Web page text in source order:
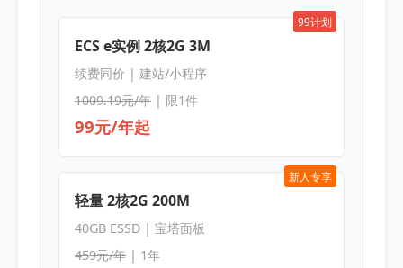
99计划
ECS e实例 2核2G 3M
续费同价 | 建站/小程序
1009.19元/年| 限1件
99元/年起
新人专享
轻量 2核2G 200M
40GB ESSD | 宝塔面板
459元/年| 1年